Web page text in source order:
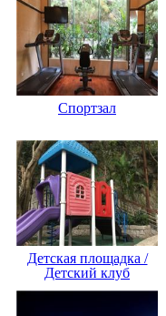
Спортзал
Детская площадка /
Детский клуб